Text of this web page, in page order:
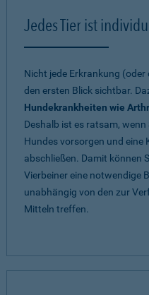
Jedes Tier ist
Nicht jede Erkrankung
den ersten Blick sichtbar.
Hundekrankheiten wie
Deshalb ist es ratsam,
Hundes vorsorgen und eine
abschließen. Damit können
Vierbeiner eine notwendige
unabhängig von den zur
Mitteln treffen.